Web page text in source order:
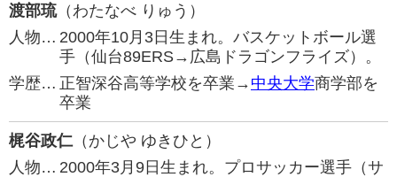
渡部琉（わたなべ りゅう）
人物… 2000年10月3日生まれ。バスケットボール選
手（仙台89ERS→広島ドラゴンフライズ）。
学歴… 正智深谷高等学校を卒業→ 中央大学商学部を
卒業
梶谷政仁（かじや ゆきひと）
人物… 2000年3月9日生まれ。プロサッカー選手（サ